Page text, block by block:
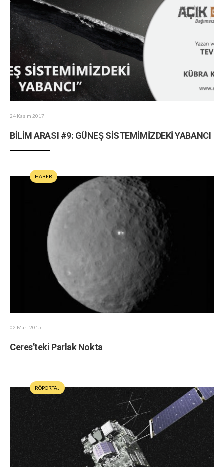
24 Kasım 2017
BİLİM ARASI #9: GÜNEŞ SİSTEMİMİZDEKİ YABANCI
HABER
02 Mart 2015
Ceres’teki Parlak Nokta
RÖPORTAJ